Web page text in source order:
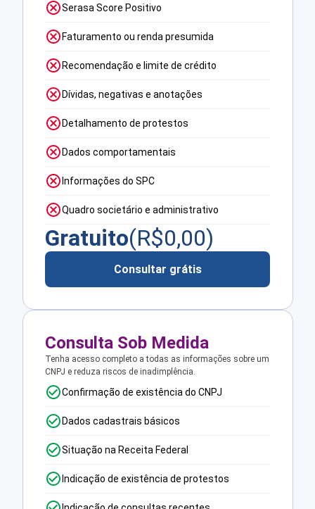
Serasa Score Positivo
Faturamento ou renda presumida
Recomendação e limite de crédito
Dívidas, negativas e anotações
Detalhamento de protestos
Dados comportamentais
Informações do SPC
Quadro societário e administrativo
Gratuito(R$0,00)
Consultar grátis
Consulta Sob Medida
Tenha acesso completo a todas as informações sobre um
CNPJ e reduza riscos de inadimplência.
Confirmação de existência do CNPJ
Dados cadastrais básicos
Situação na Receita Federal
Indicação de existência de protestos